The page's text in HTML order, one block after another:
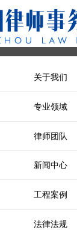
关于我们
专业领域
律师团队
新闻中心
工程案例
法律法规